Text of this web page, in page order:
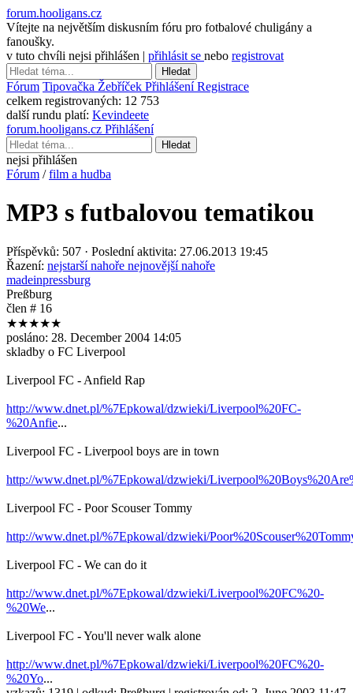
forum.hooligans.cz
Vítejte na největším diskusním fóru pro fotbalové chuligány a
fanoušky.
v tuto chvíli nejsi přihlášen | přihlásit se nebo registrovat
Hledat
Fórum Tipovačka Žebříček PřihlášeníRegistrace
celkem registrovaných: 12 753
další rundu platí: Kevindeete
forum.hooligans.cz Přihlášení
Hledat
nejsi přihlášen
Fórum /film a hudba
MP3 s futbalovou tematikou
Příspěvků: 507 · Poslední aktivita: 27.06.2013 19:45
Řazení: nejstarší nahoře nejnovější nahoře
madeinpressburg
Preßburg
člen # 16
★★★★★
posláno: 28. December 2004 14:05
skladby o FC Liverpool
Liverpool FC - Anfield Rap
http://www.dnet.pl/%7Epkowal/dzwieki/Liverpool%20FC-
%20Anfie...
Liverpool FC - Liverpool boys are in town
http://www.dnet.pl/%7Epkowal/dzwieki/
Liverpool FC - Poor Scouser Tommy
http://www.dnet.pl/%7Epkowal/dzwieki/
Liverpool FC - We can do it
http://www.dnet.pl/%7Epkowal/dzwieki/Liverpool%20FC%20-
%20We...
Liverpool FC - You'll never walk alone
http://www.dnet.pl/%7Epkowal/dzwieki/Liverpool%20FC%20-
%20Yo...